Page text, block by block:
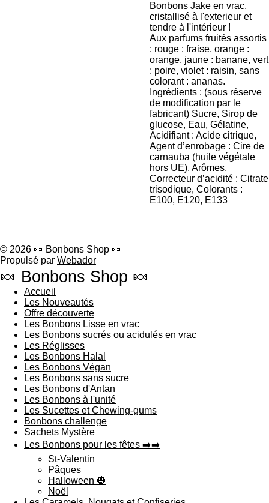
Bonbons Jake en vrac,
cristallisé à l'exterieur et
tendre à l'intérieur !
Aux parfums fruités assortis
: rouge : fraise, orange :
orange, jaune : banane, vert
: poire, violet : raisin, sans
colorant : ananas.
Ingrédients : (sous réserve
de modification par le
fabricant) Sucre, Sirop de
glucose, Eau, Gélatine,
Acidifiant : Acide citrique,
Agent d’enrobage : Cire de
carnauba (huile végétale
hors UE), Arômes,
Correcteur d’acidité : Citrate
trisodique, Colorants :
E100, E120, E133
© 2026 🍬 Bonbons Shop 🍬
Propulsé par Webador
🍬 Bonbons Shop 🍬
Accueil
Les Nouveautés
Offre découverte
Les Bonbons Lisse en vrac
Les Bonbons sucrés ou acidulés en vrac
Les Réglisses
Les Bonbons Halal
Les Bonbons Végan
Les Bonbons sans sucre
Les Bonbons d'Antan
Les Bonbons à l'unité
Les Sucettes et Chewing-gums
Bonbons challenge
Sachets Mystère
Les Bonbons pour les fêtes ➡️➡️
St-Valentin
Pâques
Halloween 🎃
Noël